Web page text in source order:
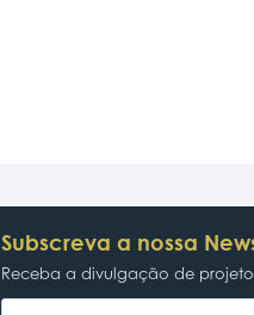
Subscreva a nossa
Receba a divulgação de